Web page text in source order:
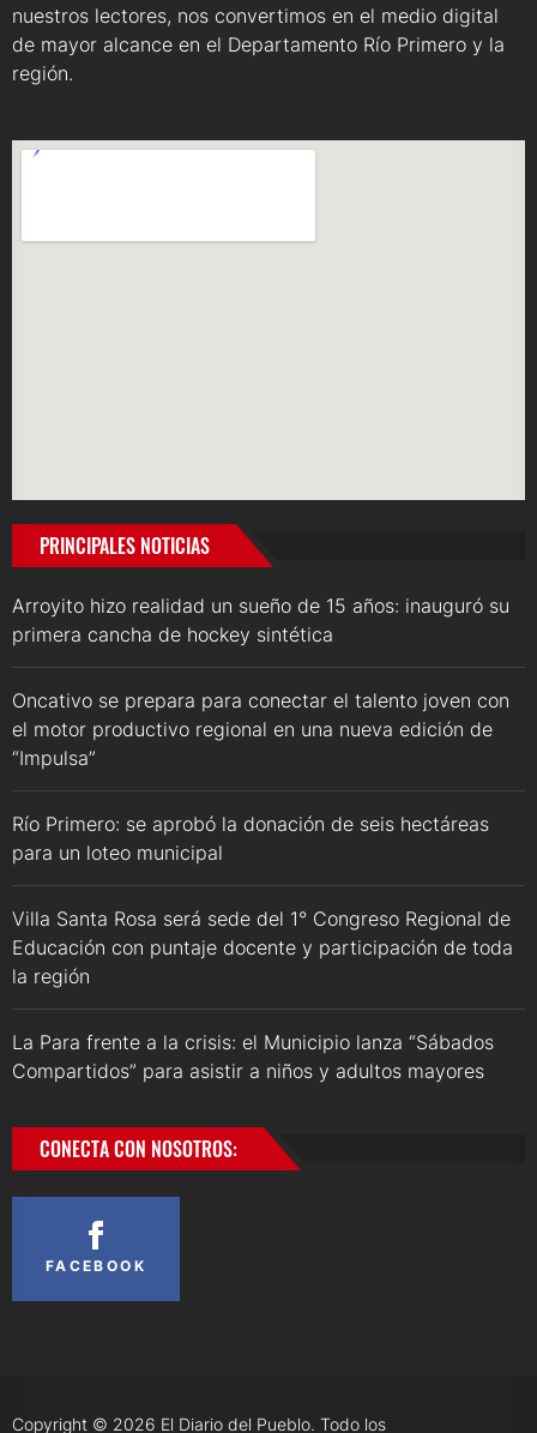
nuestros lectores, nos convertimos en el medio digital
de mayor alcance en el Departamento Río Primero y la
región.
PRINCIPALES NOTICIAS
Arroyito hizo realidad un sueño de 15 años: inauguró su
primera cancha de hockey sintética
Oncativo se prepara para conectar el talento joven con
el motor productivo regional en una nueva edición de
“Impulsa”
Río Primero: se aprobó la donación de seis hectáreas
para un loteo municipal
Villa Santa Rosa será sede del 1° Congreso Regional de
Educación con puntaje docente y participación de toda
la región
La Para frente a la crisis: el Municipio lanza “Sábados
Compartidos” para asistir a niños y adultos mayores
CONECTA CON NOSOTROS:
FACEBOOK
Copyright © 2026 El Diario del Pueblo. Todo los